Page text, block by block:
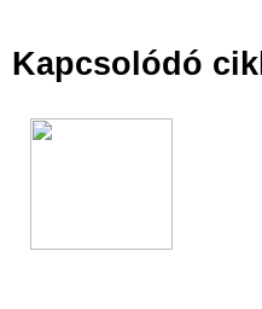
Kapcsolódó